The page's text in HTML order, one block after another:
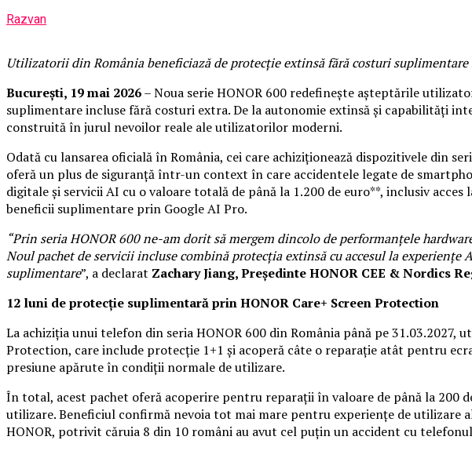
Razvan
Utilizatorii din România beneficiază de protecție extinsă fără costuri
București, 19 mai 2026– Noua serie HONOR 600 redefinește așteptările
suplimentare incluse fără costuri extra. De la autonomie extinsă și capabilități
construită în jurul nevoilor reale ale utilizatorilor moderni.
Odată cu lansarea oficială în România, cei care achiziționează dispozitivele din
oferă un plus de siguranță într-un context în care accidentele legate de
digitale și servicii AI cu o valoare totală de până la 1.200 de euro**, inclusiv
beneficii suplimentare prin Google AI Pro.
“Prin seria HONOR 600 ne-am dorit să mergem dincolo de performanțele
Noul pachet de servicii incluse combină protecția extinsă cu accesul la
suplimentare”, a declarat Zachary Jiang, Președinte HONOR CEE & Nordics
12 luni de protecție suplimentară prin HONOR Care+ Screen Protection
La achiziția unui telefon din seria HONOR 600 din România până pe
Protection, care include protecție 1+1 și acoperă câte o reparație atât pentru
presiune apărute în condiții normale de utilizare.
În total, acest pachet oferă acoperire pentru reparații în valoare de până la
utilizare. Beneficiul confirmă nevoia tot mai mare pentru experiențe de utilizare
HONOR, potrivit căruia 8 din 10 români au avut cel puțin un accident cu